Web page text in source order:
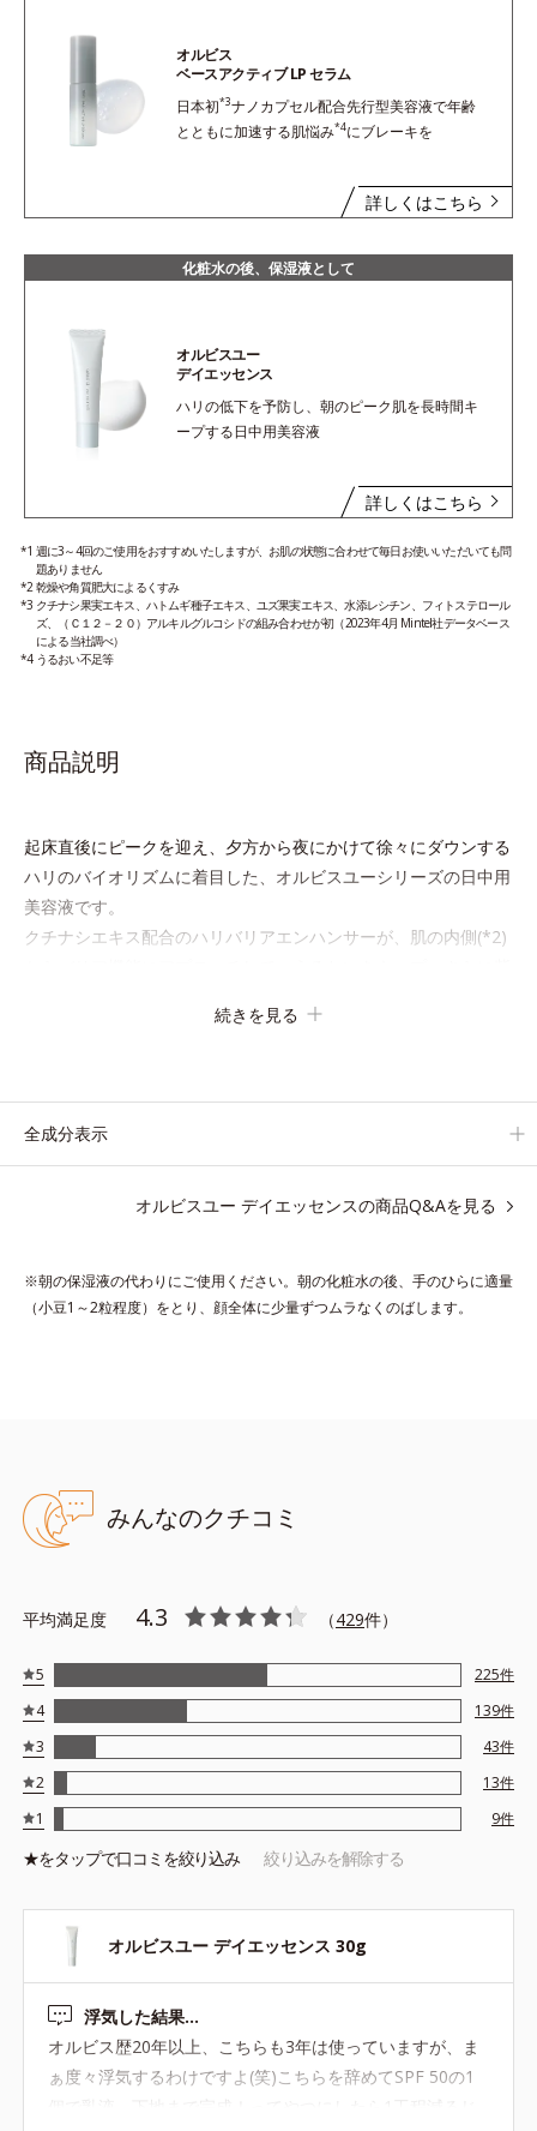
オルビス
ベースアクティブ LP セラム
日本初*3ナノカプセル配合先行型美容液で年齢
とともに加速する肌悩み*4にブレーキを
詳しくはこちら
化粧水の後、保湿液として
オルビスユー
デイエッセンス
ハリの低下を予防し、朝のピーク肌を長時間キ
ープする日中用美容液
詳しくはこちら
*1 週に3～4回のご使用をおすすめいたしますが、お肌の状態に合わせて毎日お使いいただいても問
題ありません
*2 乾燥や角質肥大によるくすみ
*3 クチナシ果実エキス、ハトムギ種子エキス、ユズ果実エキス、水添レシチン、フィトステロール
ズ、（Ｃ１２－２０）アルキルグルコシドの組み合わせが初（2023年4月 Mintel社データベース
による当社調べ）
*4 うるおい不足等
商品説明
起床直後にピークを迎え、夕方から夜にかけて徐々にダウンする
ハリのバイオリズムに着目した、オルビスユーシリーズの日中用
美容液です。
クチナシエキス配合のハリバリアエンハンサーが、肌の内側(*2)
り、外的刺激から肌を守ります。
UVカット効果と肌をトーンアップさせる効果(*4)があり、朝のメ
で、すぐにメイクが始められます。
*2 角層内
●無油分、無香料、無着色 ●紫外線吸収剤不使用 ●濃密ウォーター
ジェリー＊1配合＝保湿成分 ●キーポリンブースター＊2配合＝肌
にうるおいとハリ感を与える保湿成分 ●ハリバリアエンハンサー＊
成分＊6、植物性保湿成分＊7を組み合わせた処方 ●SPF25/PA++
＊1 PEG-75、プロパンジオール ＊2 ヤグルマギク花エキス、モ
モ葉エキス、アマモエキス ＊3 クチナシエキス ＊4酸化チタ
ン、水酸化Al ＊5 酸化チタン、水酸化Al、酸化亜鉛 ＊6 ゴレ
ンシ葉エキス ＊7 アーチチョーク葉エキス
※アレルギーテスト済＝全ての方にアレルギーが起こらないという
続きを見る
全成分表示
オルビスユー デイエッセンスの商品Q&Aを見る
※朝の保湿液の代わりにご使用ください。朝の化粧水の後、手のひらに適量
（小豆1～2粒程度）をとり、顔全体に少量ずつムラなくのばします。
みんなのクチコミ
平均満足度 4.3 （429件）
5 225件
4
139件
3
43件
2
13件
1
9件
★をタップで口コミを絞り込み 絞り込みを解除する
オルビスユー デイエッセンス 30g
浮気した結果…
オルビス歴20年以上、こちらも3年は使っていますが、ま
ぁ度々浮気するわけですよ(笑)こちらを辞めてSPF 50の1